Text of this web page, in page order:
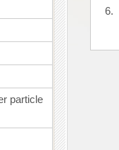
particle
6.